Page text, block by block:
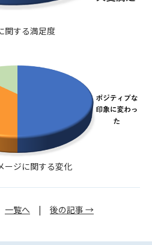
関する満足度
ージに関する変化
一覧へ | 後の記事 →